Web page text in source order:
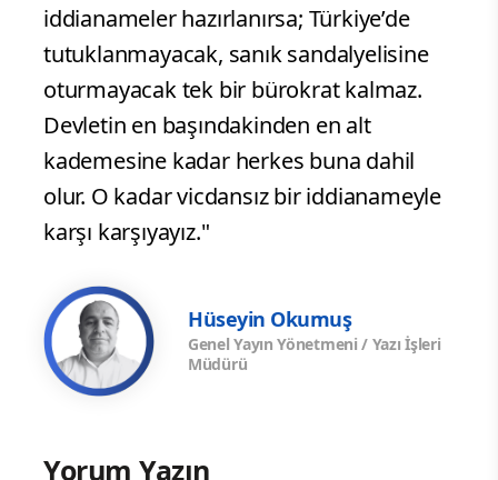
iddianameler hazırlanırsa; Türkiye’de
tutuklanmayacak, sanık sandalyelisine
oturmayacak tek bir bürokrat kalmaz.
Devletin en başındakinden en alt
kademesine kadar herkes buna dahil
olur. O kadar vicdansız bir iddianameyle
karşı karşıyayız."
Hüseyin Okumuş
Genel Yayın Yönetmeni / Yazı İşleri
Müdürü
Yorum Yazın